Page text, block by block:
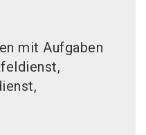
mit Aufgaben